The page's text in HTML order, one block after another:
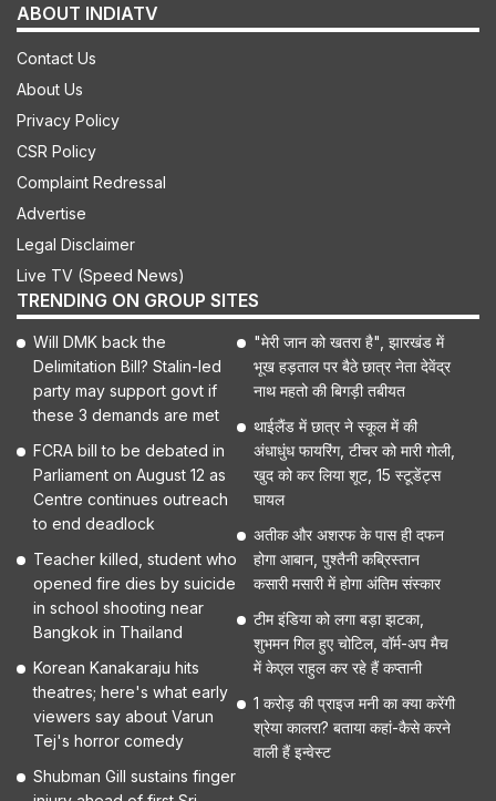
ABOUT INDIATV
Contact Us
About Us
Privacy Policy
CSR Policy
Complaint Redressal
Advertise
Legal Disclaimer
Live TV (Speed News)
TRENDING ON GROUP SITES
Will DMK back the
Delimitation Bill? Stalin-led
party may support govt if
these 3 demands are met
FCRA bill to be debated in
Parliament on August 12 as
Centre continues outreach
to end deadlock
Teacher killed, student who
opened fire dies by suicide
in school shooting near
Bangkok in Thailand
Korean Kanakaraju hits
theatres; here's what early
viewers say about Varun
Tej's horror comedy
Shubman Gill sustains finger
"मेरी जान को खतरा है", झारखंड में
भूख हड़ताल पर बैठे छात्र नेता देवेंद्र
नाथ महतो की बिगड़ी तबीयत
थाईलैंड में छात्र ने स्कूल में की
अंधाधुंध फायरिंग, टीचर को मारी गोली,
खुद को कर लिया शूट, 15 स्टूडेंट्स
घायल
अतीक और अशरफ के पास ही दफन
होगा आबान, पुश्तैनी कब्रिस्तान
कसारी मसारी में होगा अंतिम संस्कार
टीम इंडिया को लगा बड़ा झटका,
शुभमन गिल हुए चोटिल, वॉर्म-अप मैच
में केएल राहुल कर रहे हैं कप्तानी
1 करोड़ की प्राइज मनी का क्या करेंगी
श्रेया कालरा? बताया कहां-कैसे करने
वाली हैं इन्वेस्ट